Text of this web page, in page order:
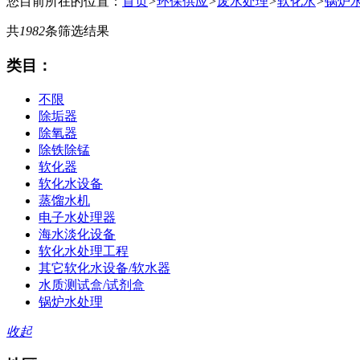
共1982条筛选结果
类目：
不限
除垢器
除氧器
除铁除锰
软化器
软化水设备
蒸馏水机
电子水处理器
海水淡化设备
软化水处理工程
其它软化水设备/软水器
水质测试盒/试剂盒
锅炉水处理
收起